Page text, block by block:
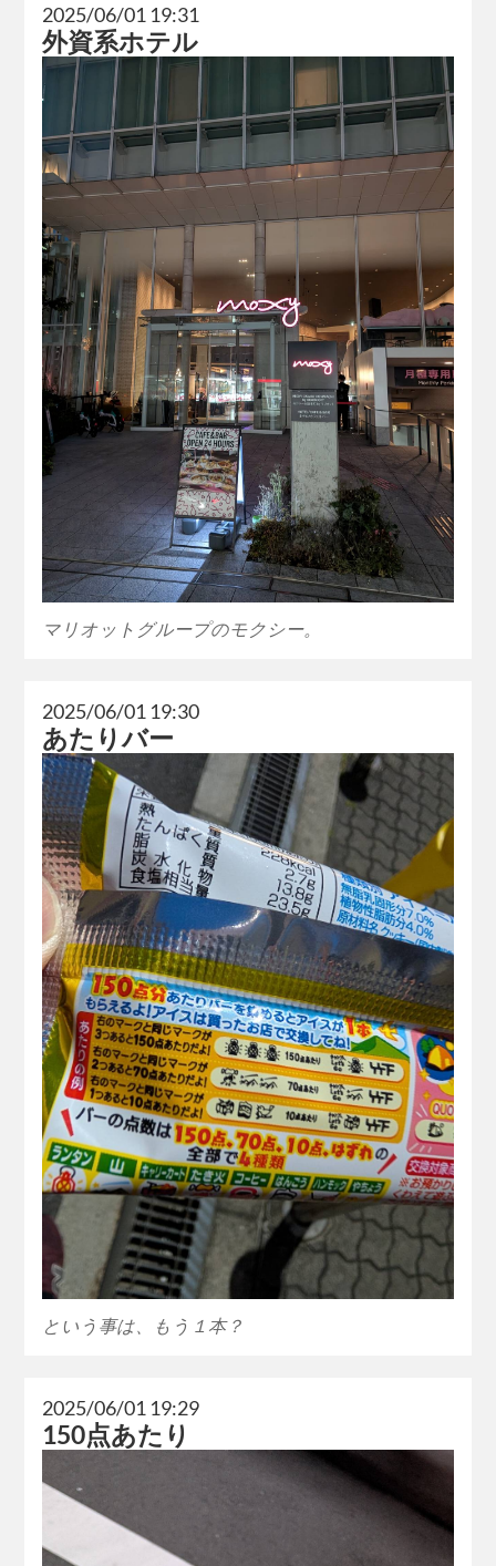
2025/06/01 19:31
外資系ホテル
マリオットグループのモクシー。
2025/06/01 19:30
あたりバー
という事は、もう１本？
2025/06/01 19:29
150点あたり